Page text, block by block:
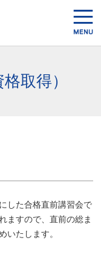
取得）
した合格直前講習会で
ますので、直前の総ま
いたします。